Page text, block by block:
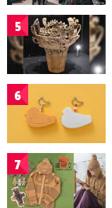
5
6
7